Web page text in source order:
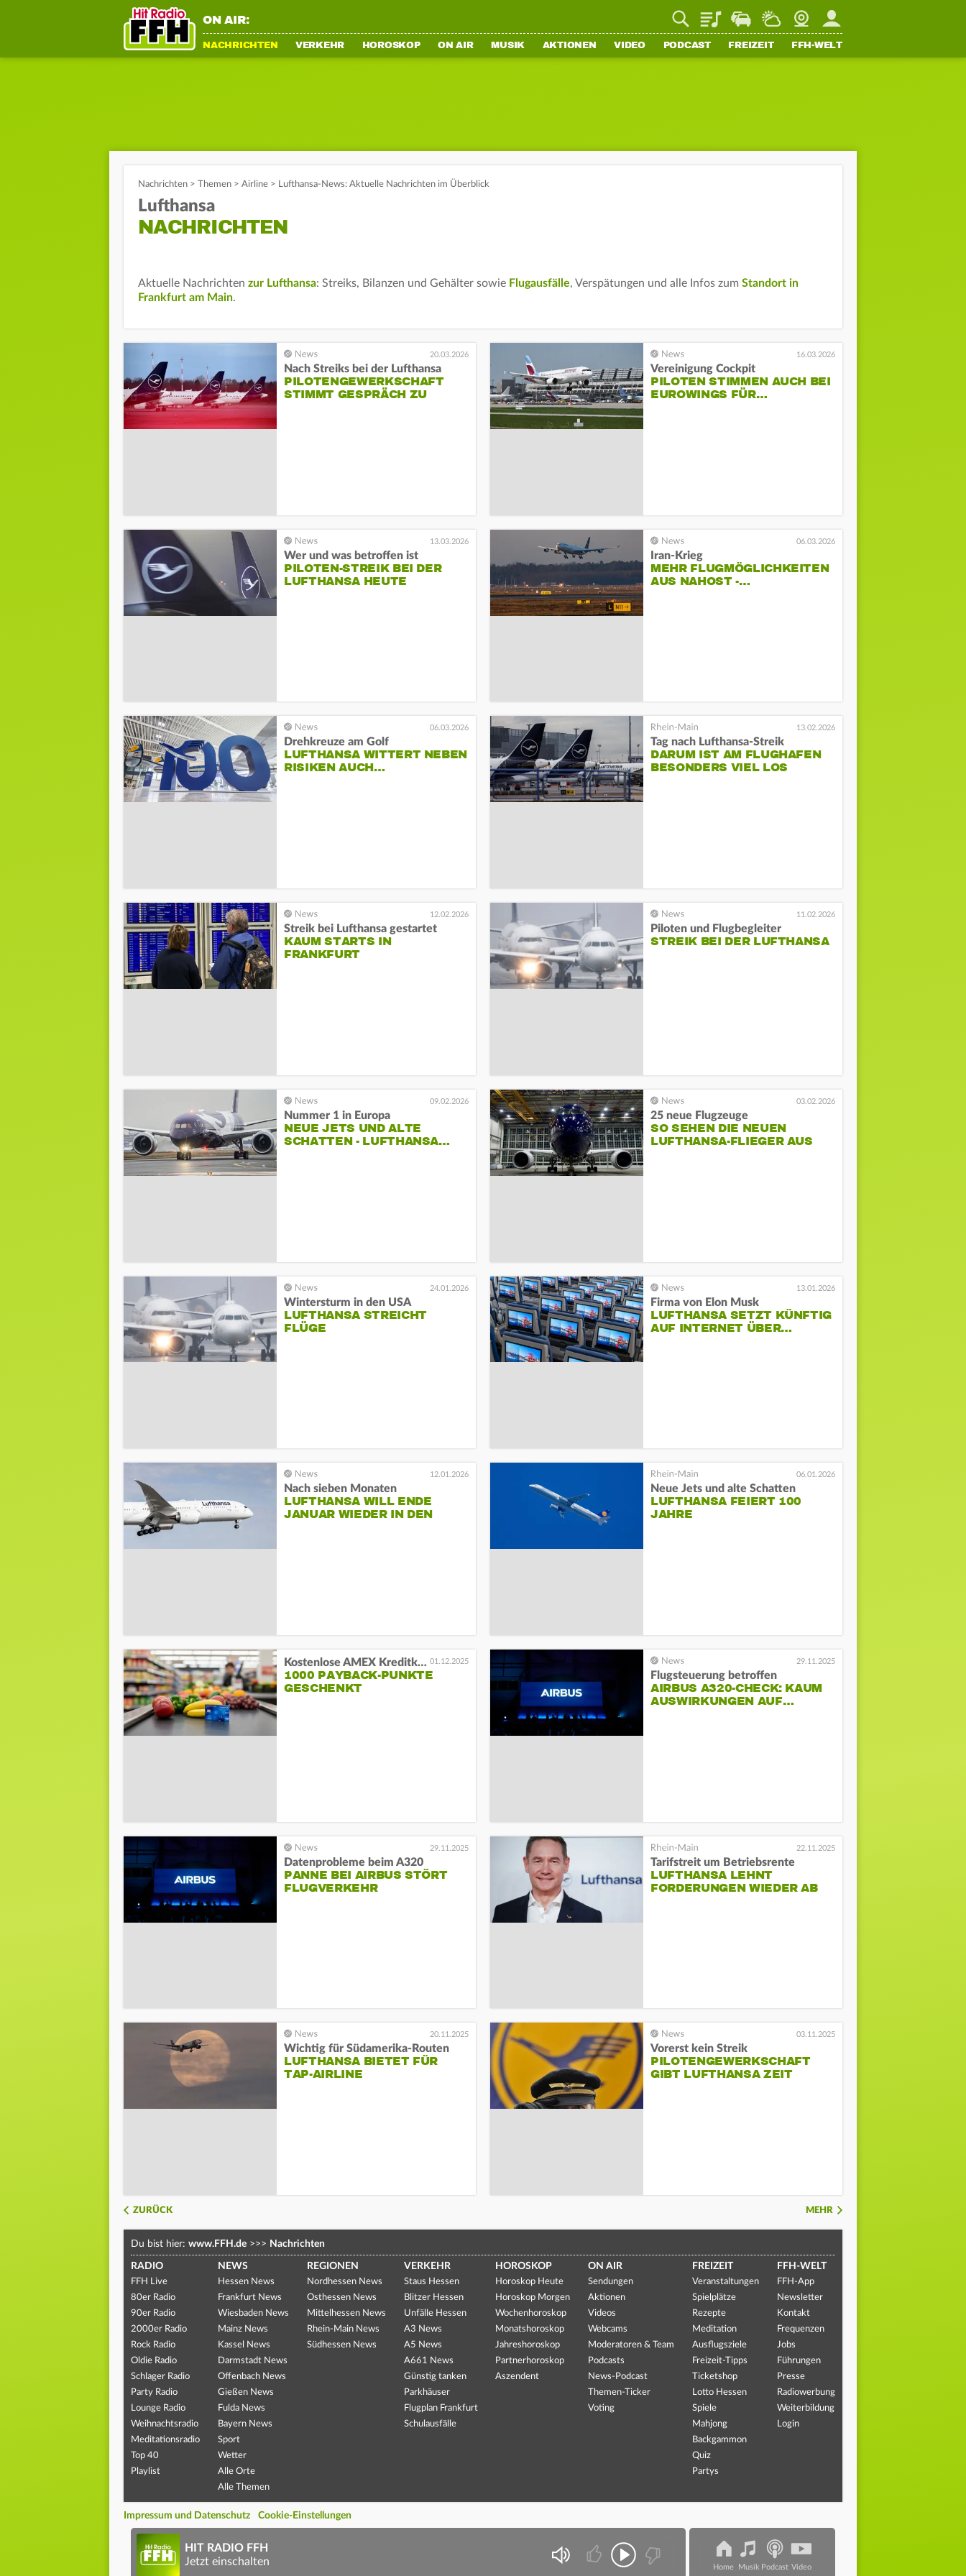
ON AIR: PlaylistStaupilotWetterWebcamMein FFH
NACHRICHTEN VERKEHR HOROSKOP ON AIR MUSIK AKTIONEN VIDEO PODCAST FREIZEIT FFH-WELT
Nachrichten > Themen > Airline > Lufthansa-News: Aktuelle Nachrichten im Überblick
Lufthansa
NACHRICHTEN
Aktuelle Nachrichten zur Lufthansa: Streiks, Bilanzen und Gehälter sowie Flugausfälle, Verspätungen und alle Infos zum Standort in
Frankfurt am Main.
20.03.2026
Nach Streiks bei der Lufthansa
PILOTENGEWERKSCHAFT
STIMMT GESPRÄCH ZU
16.03.2026
Vereinigung Cockpit
PILOTEN STIMMEN AUCH BEI
EUROWINGS FÜR…
13.03.2026
Wer und was betroffen ist
PILOTEN-STREIK BEI DER
LUFTHANSA HEUTE
06.03.2026
Iran-Krieg
MEHR FLUGMÖGLICHKEITEN
AUS NAHOST -…
06.03.2026
Drehkreuze am Golf
LUFTHANSA WITTERT NEBEN
RISIKEN AUCH…
13.02.2026
Tag nach Lufthansa-Streik
DARUM IST AM FLUGHAFEN
BESONDERS VIEL LOS
12.02.2026
Streik bei Lufthansa gestartet
KAUM STARTS IN
FRANKFURT
11.02.2026
Piloten und Flugbegleiter
STREIK BEI DER LUFTHANSA
09.02.2026
Nummer 1 in Europa
NEUE JETS UND ALTE
SCHATTEN - LUFTHANSA…
03.02.2026
25 neue Flugzeuge
SO SEHEN DIE NEUEN
LUFTHANSA-FLIEGER AUS
24.01.2026
Wintersturm in den USA
LUFTHANSA STREICHT
FLÜGE
13.01.2026
Firma von Elon Musk
LUFTHANSA SETZT KÜNFTIG
AUF INTERNET ÜBER…
12.01.2026
Nach sieben Monaten
LUFTHANSA WILL ENDE
JANUAR WIEDER IN DEN
06.01.2026
Neue Jets und alte Schatten
LUFTHANSA FEIERT 100
JAHRE
01.12.2025
Kostenlose AMEX Kreditkarte
1000 PAYBACK-PUNKTE
GESCHENKT
29.11.2025
Flugsteuerung betroffen
AIRBUS A320-CHECK: KAUM
AUSWIRKUNGEN AUF…
29.11.2025
Datenprobleme beim A320
PANNE BEI AIRBUS STÖRT
FLUGVERKEHR
22.11.2025
Tarifstreit um Betriebsrente
LUFTHANSA LEHNT
FORDERUNGEN WIEDER AB
20.11.2025
Wichtig für Südamerika-Routen
LUFTHANSA BIETET FÜR
TAP-AIRLINE
03.11.2025
Vorerst kein Streik
PILOTENGEWERKSCHAFT
GIBT LUFTHANSA ZEIT
ZURÜCK MEHR
Du bist hier: www.FFH.de >>> Nachrichten
RADIO
FFH Live
80er Radio
90er Radio
2000er Radio
Rock Radio
Oldie Radio
Schlager Radio
Party Radio
Lounge Radio
Weihnachtsradio
Meditationsradio
Top 40
Playlist
NEWS
Hessen News
Frankfurt News
Wiesbaden News
Mainz News
Kassel News
Darmstadt News
Offenbach News
Gießen News
Fulda News
Bayern News
Sport
Wetter
Alle Orte
Alle Themen
REGIONEN
Nordhessen News
Osthessen News
Mittelhessen News
Rhein-Main News
Südhessen News
VERKEHR
Staus Hessen
Blitzer Hessen
Unfälle Hessen
A3 News
A5 News
A661 News
Günstig tanken
Parkhäuser
Flugplan Frankfurt
Schulausfälle
HOROSKOP
Horoskop Heute
Horoskop Morgen
Wochenhoroskop
Monatshoroskop
Jahreshoroskop
Partnerhoroskop
Aszendent
ON AIR
Sendungen
Aktionen
Videos
Webcams
Moderatoren & Team
Podcasts
News-Podcast
Themen-Ticker
Voting
FREIZEIT
Veranstaltungen
Spielplätze
Rezepte
Meditation
Ausflugsziele
Freizeit-Tipps
Ticketshop
Lotto Hessen
Spiele
Mahjong
Backgammon
Quiz
Partys
FFH-WELT
FFH-App
Newsletter
Kontakt
Frequenzen
Jobs
Führungen
Presse
Radiowerbung
Weiterbildung
Login
Impressum und Datenschutz Cookie-Einstellungen
HIT RADIO FFH
Jetzt einschalten
Home Musik Podcast Video